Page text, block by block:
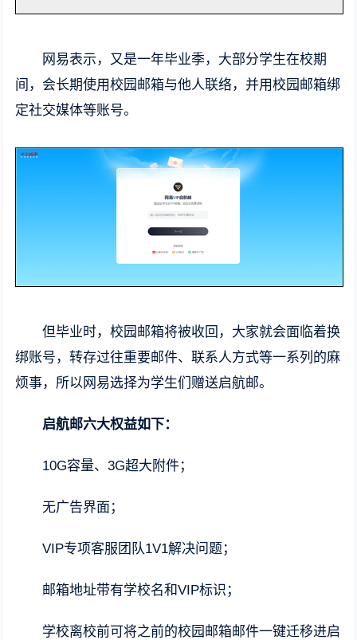
网易表示，又是一年毕业季，大部分学生在校期
间，会长期使用校园邮箱与他人联络，并用校园邮箱绑
定社交媒体等账号。
但毕业时，校园邮箱将被收回，大家就会面临着换
绑账号，转存过往重要邮件、联系人方式等一系列的麻
烦事，所以网易选择为学生们赠送启航邮。
启航邮六大权益如下：
10G容量、3G超大附件；
无广告界面；
VIP专项客服团队1V1解决问题；
邮箱地址带有学校名和VIP标识；
学校离校前可将之前的校园邮箱邮件一键迁移进启